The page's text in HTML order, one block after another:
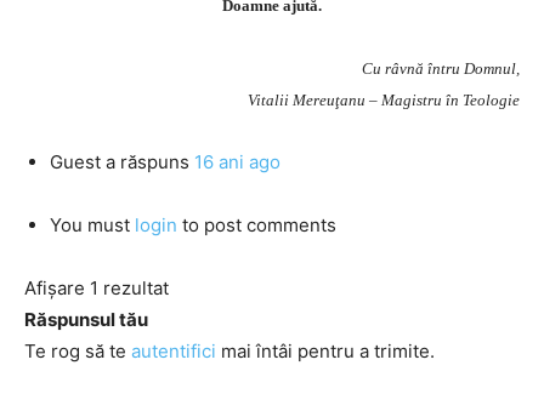
Doamne ajută.
Cu râvnă întru Domnul,
Vitalii Mereuţanu – Magistru în Teologie
Guest a răspuns 16 ani ago
You must login to post comments
Afișare 1 rezultat
Răspunsul tău
Te rog să te autentifici mai întâi pentru a trimite.